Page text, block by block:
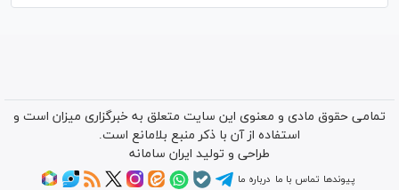
تمامی حقوق مادی و معنوی این سایت متعلق به خبرگزاری میزان است و
استفاده از آن با ذکر منبع بلامانع است.
طراحی و تولید ایران سامانه
پیوندها تماس با ما درباره ما